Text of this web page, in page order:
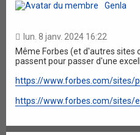
Genla
lun. 8 janv. 2024 16:22
Même Forbes (et d'autres sites
passent pour passer d'une
https://www.forbes.com/sites/
https://www.forbes.com/sites/